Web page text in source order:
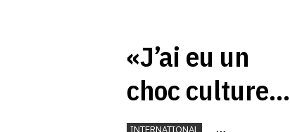
«J’ai eu un
choc culturel
à cause de la
INTERNATIONAL